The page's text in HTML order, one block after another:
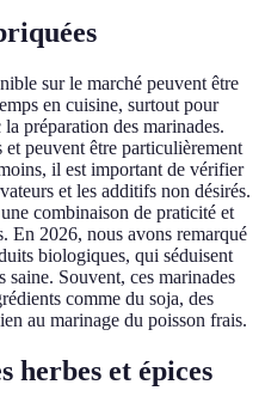
sur le marché peuvent être
en cuisine, surtout pour
préparation des marinades.
peuvent être particulièrement
il est important de vérifier
et les additifs non désirés.
combinaison de praticité et
En 2026, nous avons remarqué
biologiques, qui séduisent
Souvent, ces marinades
comme du soja, des
au marinage du poisson frais.
herbes et épices